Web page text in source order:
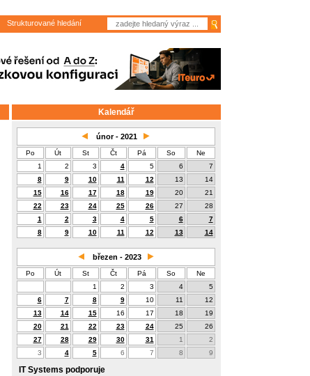
Strukturované hledání
Kalendář
únor - 2021
Po Út St Čt Pá So
Ne
1
2 3 4 5 6
7
8
9 10 11 12 13
14
15
16 17 18 19 20
21
22
23 24 25 26 27
28
1
2 3 4 5 6
7
8
9 10 11 12 13 14
březen - 2023
Po Út St Čt Pá So
Ne
1
2 3 4
5
6
7 8 9 10 11
12
13
14 15 16 17 18
19
20
21 22 23 24 25
26
27
28 29 30 31 1
2
3
4 5 6 7 8 9
IT Systems podporuje